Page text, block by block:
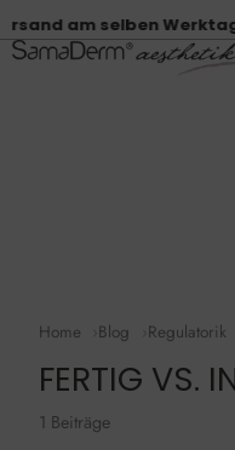
am selben Werktag
Home Blog Regulatorik
FERTIG VS.
1 Beiträge